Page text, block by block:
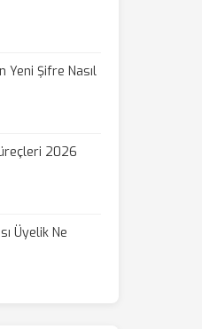
Yeni Şifre Nasıl
2026
Üyelik Ne